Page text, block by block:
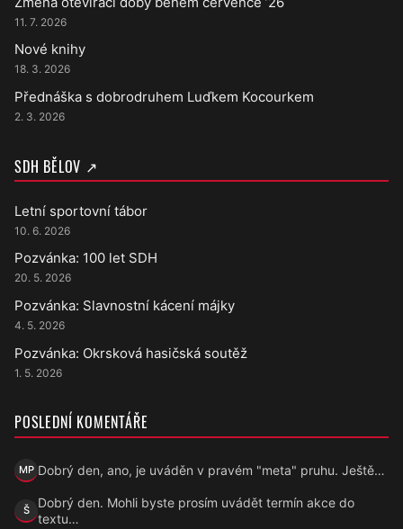
11. 7. 2026
Nové knihy
18. 3. 2026
Přednáška s dobrodruhem Luďkem Kocourkem
2. 3. 2026
SDH BĚLOV ↗
Letní sportovní tábor
10. 6. 2026
Pozvánka: 100 let SDH
20. 5. 2026
Pozvánka: Slavnostní kácení májky
4. 5. 2026
Pozvánka: Okrsková hasičská soutěž
1. 5. 2026
POSLEDNÍ KOMENTÁŘE
MP
Marek Přecechtěl
Dobrý den, ano, je uváděn v pravém "meta" pruhu. Ještě…
ŠŠárka
Dobrý den. Mohli byste prosím uvádět termín akce do
textu…